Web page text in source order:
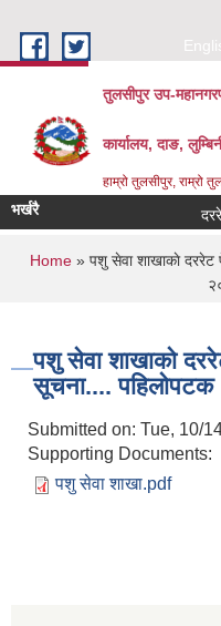
तुलसीपुर उप-
कार्यालय, दाङ,
हाम्रो तुलसीपुर, राम्रो
भर्खरै
You are here
Home » पशु सेवा शाखाकाे दररेट
पशु सेवा शाखाकाे
सूचना....
Submitted on: Tue, 10/
Supporting Documents:
पशु सेवा शाखा.pdf